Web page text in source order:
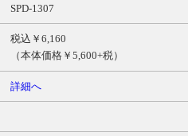
番
SPD-1307
税込￥6,160
（本体価格￥5,600+税）
詳細へ